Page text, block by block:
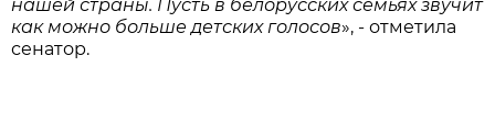
нашей страны. Пусть в белорусских семьях звучит
как можно больше детских голосов», - отметила
сенатор.